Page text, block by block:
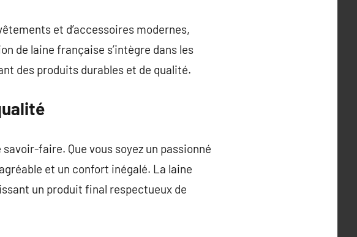
et d’accessoires modernes,
de laine française s’intègre dans les
des produits durables et de qualité.
faire. Que vous soyez un passionné
et un confort inégalé. La laine
un produit final respectueux de